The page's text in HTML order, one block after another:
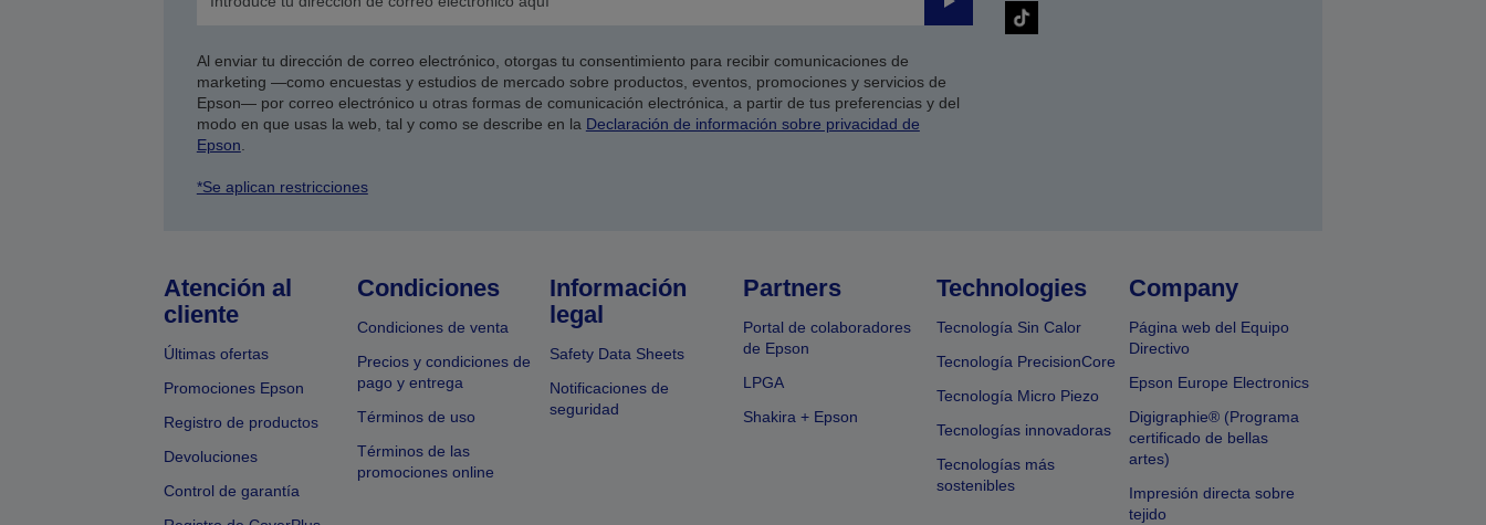
Enviar
Al enviar tu dirección de correo electrónico, otorgas tu consentimiento para recibir comunicaciones de
marketing —como encuestas y estudios de mercado sobre productos, eventos, promociones y servicios de
Epson— por correo electrónico u otras formas de comunicación electrónica, a partir de tus preferencias y del
modo en que usas la web, tal y como se describe en la Declaración de información sobre privacidad de
Epson
*Se aplican restricciones
Atención al
cliente
Últimas ofertas
Promociones Epson
Registro de productos
Devoluciones
Control de garantía
Condiciones
Condiciones de venta
Precios y condiciones de
pago y entrega
Términos de uso
Términos de las
promociones online
Información
legal
Safety Data Sheets
Notificaciones de
seguridad
Partners
Portal de colaboradores
de Epson
LPGA
Shakira + Epson
Technologies
Tecnología Sin Calor
Tecnología PrecisionCore
Tecnología Micro Piezo
Tecnologías innovadoras
Tecnologías más
sostenibles
Company
Página web del Equipo
Directivo
Epson Europe Electronics
Digigraphie® (Programa
certificado de bellas
artes)
Impresión directa sobre
tejido